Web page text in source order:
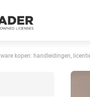
kopen: handleidingen,